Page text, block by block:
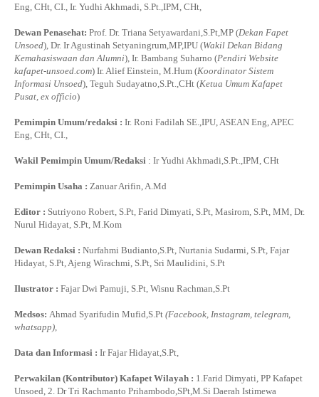
Eng, CHt, CI., Ir. Yudhi Akhmadi, S.Pt.,IPM, CHt,
Dewan Penasehat: Prof. Dr. Triana Setyawardani,S.Pt,MP (Dekan Fapet
Unsoed), Dr. Ir Agustinah Setyaningrum,MP,IPU (Wakil Dekan Bidang
Kemahasiswaan dan Alumni), Ir. Bambang Suharno (Pendiri Website
kafapet-unsoed.com) Ir. Alief Einstein, M.Hum (Koordinator Sistem
Informasi Unsoed), Teguh Sudayatno,S.Pt.,CHt (Ketua Umum Kafapet
Pusat, ex officio)
Pemimpin Umum/redaksi : Ir. Roni Fadilah SE.,IPU, ASEAN Eng, APEC
Eng, CHt, CI.,
Wakil Pemimpin Umum/Redaksi : Ir Yudhi Akhmadi,S.Pt.,IPM, CHt
Pemimpin Usaha : Zanuar Arifin, A.Md
Editor : Sutriyono Robert, S.Pt, Farid Dimyati, S.Pt, Masirom, S.Pt, MM, Dr.
Nurul Hidayat, S.Pt, M.Kom
Dewan Redaksi : Nurfahmi Budianto,S.Pt, Nurtania Sudarmi, S.Pt, Fajar
Hidayat, S.Pt, Ajeng Wirachmi, S.Pt, Sri Maulidini, S.Pt
Ilustrator : Fajar Dwi Pamuji, S.Pt, Wisnu Rachman,S.Pt
Medsos: Ahmad Syarifudin Mufid,S.Pt (Facebook, Instagram, telegram,
whatsapp),
Data dan Informasi : Ir Fajar Hidayat,S.Pt,
Perwakilan (Kontributor) Kafapet Wilayah : 1.Farid Dimyati, PP Kafapet
Unsoed, 2. Dr Tri Rachmanto Prihambodo,SPt,M.Si Daerah Istimewa